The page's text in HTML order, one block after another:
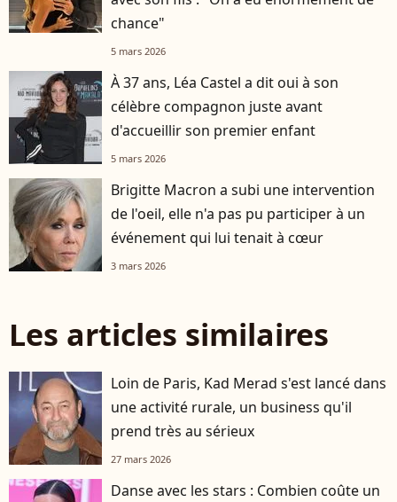
chance"
5 mars 2026
À 37 ans, Léa Castel a dit oui à son
célèbre compagnon juste avant
d'accueillir son premier enfant
5 mars 2026
Brigitte Macron a subi une intervention
de l'oeil, elle n'a pas pu participer à un
événement qui lui tenait à cœur
3 mars 2026
Les articles similaires
Loin de Paris, Kad Merad s'est lancé dans
une activité rurale, un business qu'il
prend très au sérieux
27 mars 2026
Danse avec les stars : Combien coûte un